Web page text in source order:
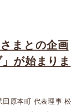
まとの企画
が始まりま
原本町 代表理事 松